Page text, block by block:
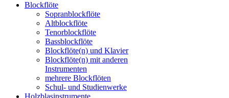
Blockflöte
Sopranblockflöte
Altblockflöte
Tenorblockflöte
Bassblockflöte
Blockflöte(n) und Klavier
Blockflöte(n) mit anderen
Instrumenten
mehrere Blockflöten
Schul- und Studienwerke
Holzblasinstrumente